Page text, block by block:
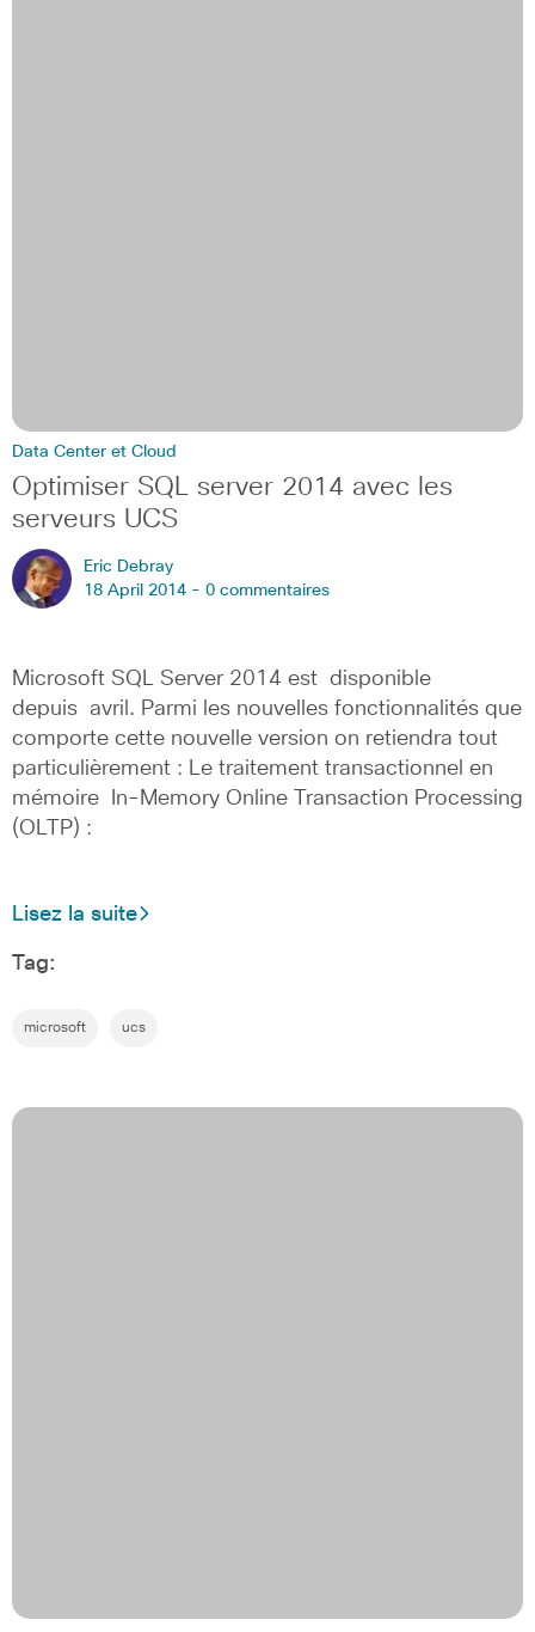
Data Center et Cloud
Optimiser SQL server 2014 avec les
serveurs UCS
Eric Debray
18 April 2014 - 0 commentaires
Microsoft SQL Server 2014 est disponible
depuis avril. Parmi les nouvelles fonctionnalités que
comporte cette nouvelle version on retiendra tout
particulièrement : Le traitement transactionnel en
mémoire In-Memory Online Transaction Processing
(OLTP) :
Lisez la suite
Tag:
microsoft ucs